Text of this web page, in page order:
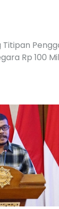
Titipan
Rp 100